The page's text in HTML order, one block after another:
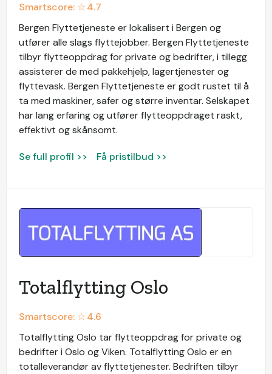
Smartscore: ☆4.7
Bergen Flyttetjeneste er lokalisert i Bergen og
utfører alle slags flyttejobber. Bergen Flyttetjeneste
tilbyr flytteoppdrag for private og bedrifter, i tillegg
assisterer de med pakkehjelp, lagertjenester og
flyttevask. Bergen Flyttetjeneste er godt rustet til å
ta med maskiner, safer og større inventar. Selskapet
har lang erfaring og utfører flytteoppdraget raskt,
effektivt og skånsomt.
Se full profil >> Få pristilbud >>
Totalflytting Oslo
Smartscore: ☆4.6
Totalflytting Oslo tar flytteoppdrag for private og
bedrifter i Oslo og Viken. Totalflytting Oslo er en
totalleverandør av flyttetjenester. Bedriften tilbyr